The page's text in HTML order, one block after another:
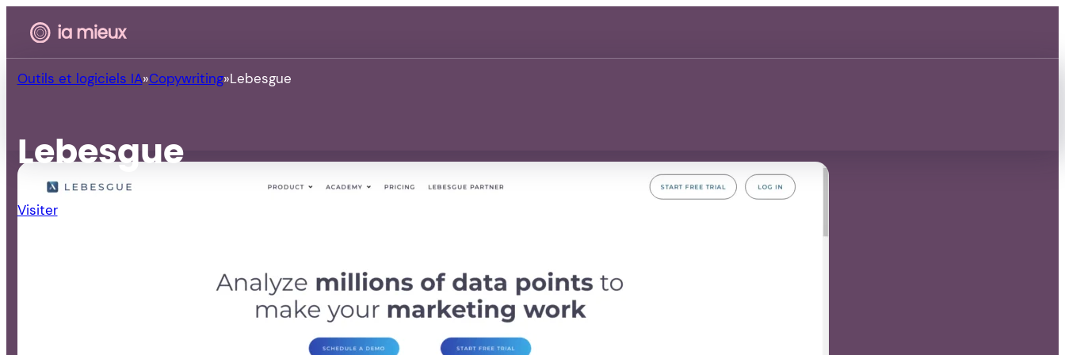
Outils et logiciels IA Copywriting Lebesgue
Lebesgue
Visiter